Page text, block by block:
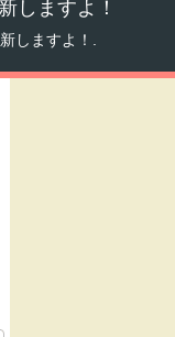
しますよ！
しますよ！.